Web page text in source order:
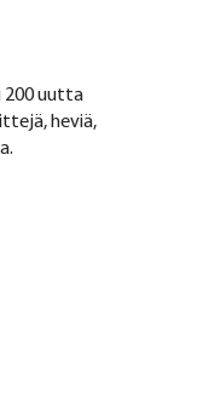
200 uutta
heviä,